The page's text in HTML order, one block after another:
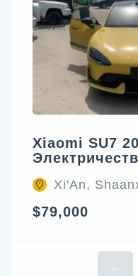
Xiaomi SU7
Xi'An,
$79,000